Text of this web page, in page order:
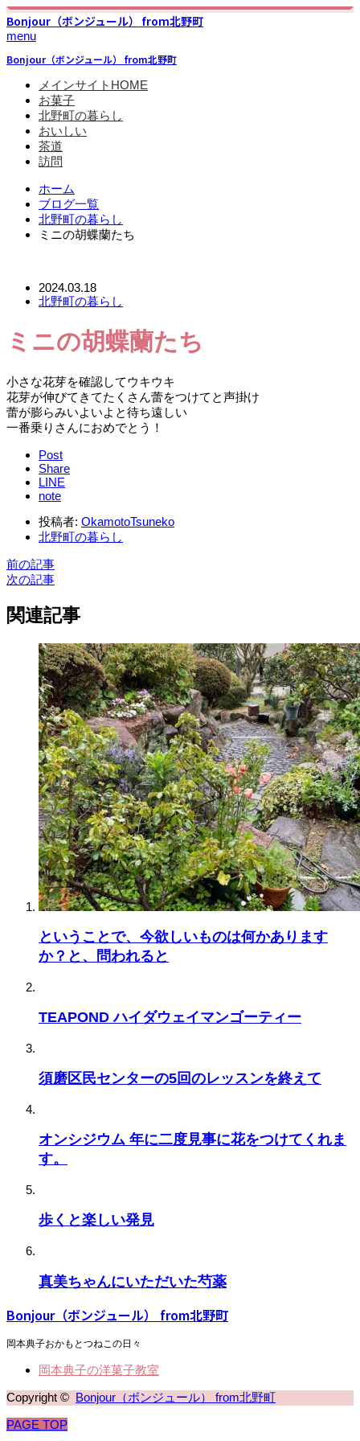
Bonjour（ボンジュール） from北野町
menu
Bonjour（ボンジュール） from北野町
メインサイトHOME
お菓子
北野町の暮らし
おいしい
茶道
訪問
ホーム
ブログ一覧
北野町の暮らし
ミニの胡蝶蘭たち
2024.03.18
北野町の暮らし
ミニの胡蝶蘭たち
小さな花芽を確認してウキウキ
花芽が伸びてきてたくさん蕾をつけてと声掛け
蕾が膨らみいよいよと待ち遠しい
一番乗りさんにおめでとう！
Post
Share
LINE
note
投稿者: OkamotoTsuneko
北野町の暮らし
前の記事
次の記事
関連記事
ということで、今欲しいものは何かあります
か？と、問われると
TEAPOND ハイダウェイマンゴーティー
須磨区民センターの5回のレッスンを終えて
オンシジウム 年に二度見事に花をつけてくれま
す。
歩くと楽しい発見
真美ちゃんにいただいた芍薬
Bonjour（ボンジュール） from北野町
岡本典子おかもとつねこの日々
岡本典子の洋菓子教室
Copyright © Bonjour（ボンジュール） from北野町
PAGE TOP